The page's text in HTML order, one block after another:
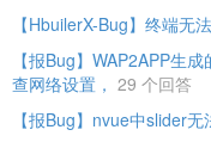
【HbuilerX-Bug】终端无
【报Bug】WAP2APP生
查网络设置， 29 个回答
【报Bug】nvue中slider